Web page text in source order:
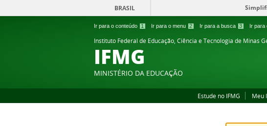
Ir para o conteúdo 1 Ir para o menu 2 Ir para a busca 3 Ir para
BRASIL
Instituto Federal de Educação, Ciência e Tecnologia de Minas
IFMG
MINISTÉRIO DA EDUCAÇÃO
Estude no IFMG Meu